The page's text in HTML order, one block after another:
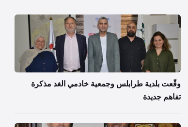
وقّعت بلدية طرابلس وجمعية خادمي الغد مذكرة
تفاهم جديدة